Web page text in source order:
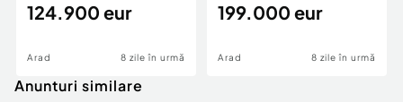
RH-45526-property
124.900 eur
Arad 8 zile în urmă
45502-property
199.000 eur
Arad 8 zile în urmă
Anunturi similare